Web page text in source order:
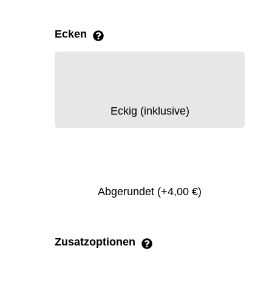
Ecken
Eckig (inklusive)
Abgerundet (+4,00 €)
Zusatzoptionen